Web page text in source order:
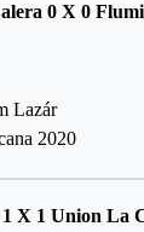
0 X 0
Lazár
2020
X 1 Union La